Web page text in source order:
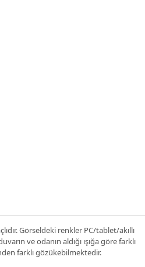
Görseldeki renkler PC/tablet/akıllı
ve odanın aldığı ışığa göre farklı
farklı gözükebilmektedir.